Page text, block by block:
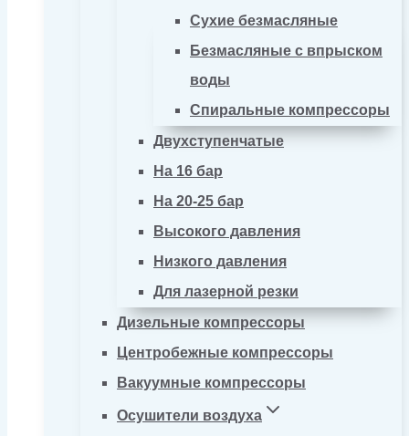
Сухие безмасляные
Безмасляные с впрыском
воды
Спиральные компрессоры
Двухступенчатые
На 16 бар
На 20-25 бар
Высокого давления
Низкого давления
Для лазерной резки
Дизельные компрессоры
Центробежные компрессоры
Вакуумные компрессоры
Осушители воздуха